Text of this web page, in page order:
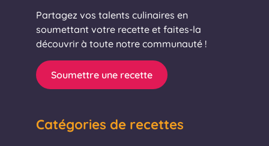
Partagez vos talents culinaires en
soumettant votre recette et faites-la
découvrir à toute notre communauté !
Soumettre une recette
Catégories de recettes